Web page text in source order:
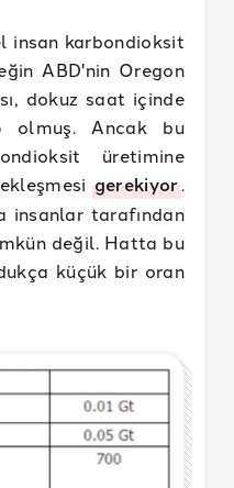
insan karbondioksit
ABD'nin Oregon
dokuz saat içinde
olmuş. Ancak bu
üretimine
gerekiyor.
insanlar tarafından
değil. Hatta bu
küçük bir oran